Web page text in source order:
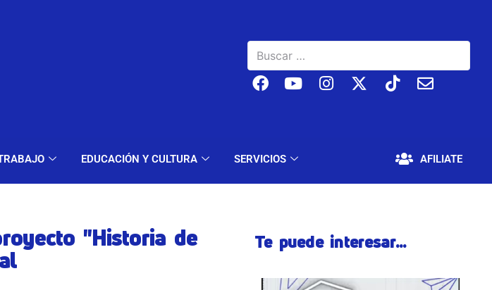
EDUCACIÓN Y CULTURA SERVICIOS AFILIATE
GREMIALES AREAS DE TRABAJO EDUCACIÓN Y CULTURA SERVICIOS
"Historia de Te puede interesar...